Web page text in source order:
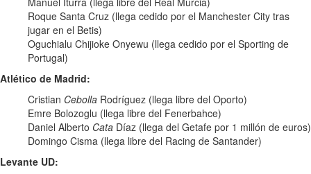
Roque Santa Cruz (llega cedido por el Manchester City tras
jugar en el Betis)
Oguchialu Chijioke Onyewu (llega cedido por el Sporting de
Portugal)
Atlético de Madrid:
Cristian Cebolla Rodríguez (llega libre del Oporto)
Emre Bolozoglu (llega libre del Fenerbahce)
Daniel Alberto Cata Díaz (llega del Getafe por 1 millón de euros)
Domingo Cisma (llega libre del Racing de Santander)
Levante UD: